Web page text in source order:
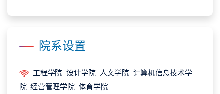
院系设置
工程学院 设计学院 人文学院 计算机信息技术学
院 经营管理学院 体育学院